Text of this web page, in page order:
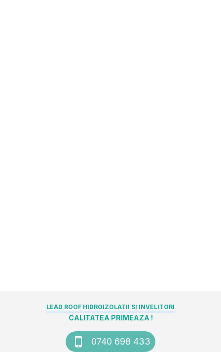
LEAD ROOF HIDROIZOLATII SI INVELITORI
CALITATEA PRIMEAZA !
0740 698 433